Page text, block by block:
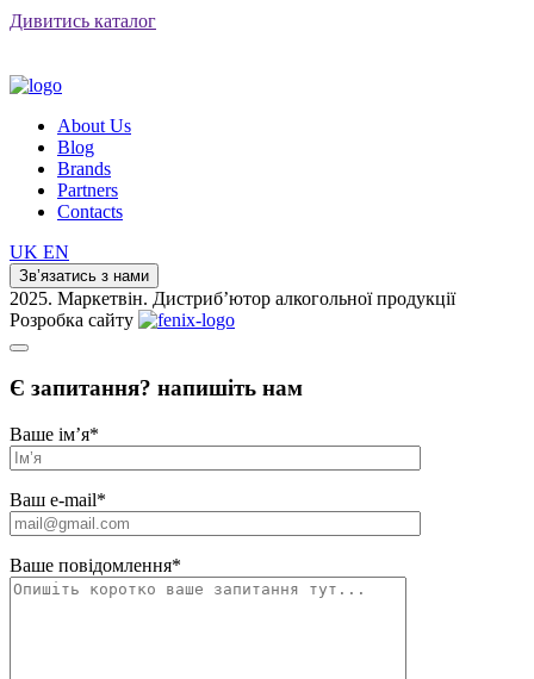
Дивитись каталог
About Us
Blog
Brands
Partners
Contacts
UK EN
Зв’язатись з нами
2025. Маркетвін. Дистриб’ютор алкогольної продукції
Розробка сайту
Є запитання? напишіть нам
Ваше ім’я*
Ваш e-mail*
Ваше повідомлення*